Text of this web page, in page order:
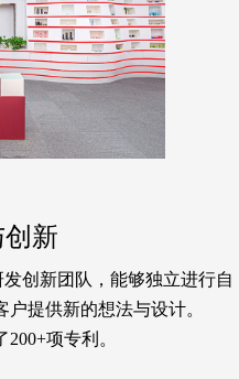
新
创新团队，能够独立进行自
提供新的想法与设计。
项专利。